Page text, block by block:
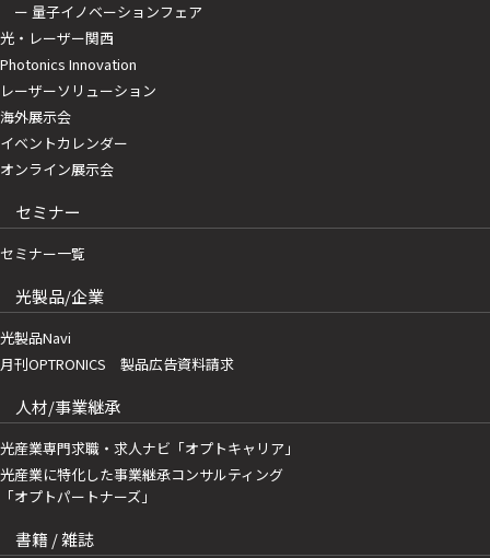
ー 量子イノベーションフェア
光・レーザー関西
Photonics Innovation
レーザーソリューション
海外展示会
イベントカレンダー
オンライン展示会
セミナー
セミナー一覧
光製品/企業
光製品Navi
月刊OPTRONICS 製品広告資料請求
人材/事業継承
光産業専門求職・求人ナビ「オプトキャリア」
光産業に特化した事業継承コンサルティング
「オプトパートナーズ」
書籍 / 雑誌